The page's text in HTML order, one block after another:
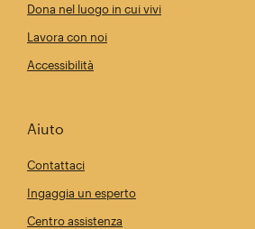
Dona nel luogo in cui vivi
Lavora con noi
Accessibilità
Aiuto
Contattaci
Ingaggia un esperto
Centro assistenza